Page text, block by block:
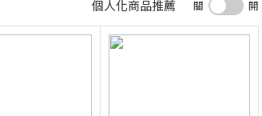
個人化商品推薦 關 開